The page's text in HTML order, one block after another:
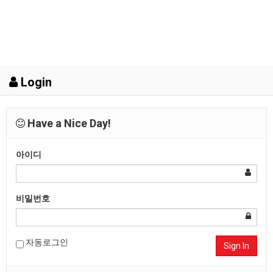
Login
Have a Nice Day!
아이디
비밀번호
자동로그인 Sign In